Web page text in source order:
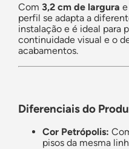
Com 3,2 cm de largura e
perfil se adapta a
instalação e é ideal para
continuidade visual e o
acabamentos.
Diferenciais do
Cor Petrópolis:
pisos da mesma